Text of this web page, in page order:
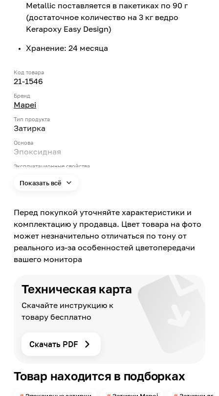
Metallic поставляется в пакетиках по 90 г
(достаточное количество на 3 кг ведро
Kerapoxy Easy Design)
Хранение: 24 месяца
Код товара
21-1546
Бренд
Mapei
Тип продукта
Затирка
Основа
Эпоксидная
Эксплуатационные свойства
свойства, Химическая стойкость, Устойчивость
Цвет
Черный
Цвет заявленный производителем
Черный
Номер цвета
Стена, Пол
Материал обработки
Камень, Керамическая плитка, Керамогранит
Внутри помещений, Снаружи помещений
Размер шва
Показать всё
Перед покупкой уточняйте характеристики и
комплектацию у продавца. Цвет товара на фото
может незначительно отличаться по тону от
реального из-за особенностей цветопередачи
вашего монитора
Техническая карта
Скачайте инструкцию к
товару бесплатно
Скачать PDF
Товар находится в подборках